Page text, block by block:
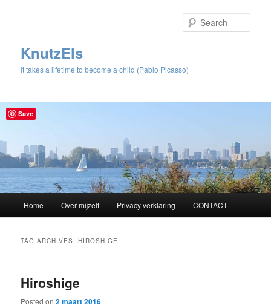
KnutzEls
It takes a lifetime to become a child (Pablo Picasso)
Skip
content
Skip
content
Home Over mijzelf Privacy verklaring CONTACT
TAG ARCHIVES:HIROSHIGE
Hiroshige
Posted on2 maart 2016
Save